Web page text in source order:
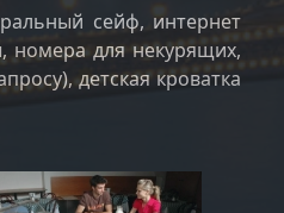
сейф, интернет
номера для некурящих,
детская кроватка